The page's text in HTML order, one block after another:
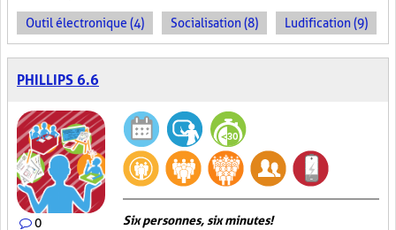
Outil électronique (4) Socialisation (8) Ludification (9)
PHILLIPS 6.6
0 Six personnes, six minutes!